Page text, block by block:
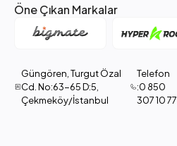
Öne Çıkan Markalar
Güngören, Turgut Özal
Cd. No:63-65 D:5,
Çekmeköy/İstanbul
Telefon
:0 850
307 10 77